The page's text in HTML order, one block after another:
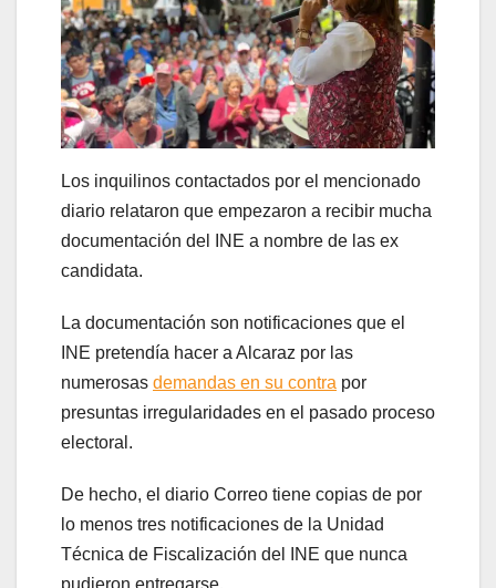
Los inquilinos contactados por el mencionado
diario relataron que empezaron a recibir mucha
documentación del INE a nombre de las ex
candidata.
La documentación son notificaciones que el
INE pretendía hacer a Alcaraz por las
numerosas demandas en su contra por
presuntas irregularidades en el pasado proceso
electoral.
De hecho, el diario Correo tiene copias de por
lo menos tres notificaciones de la Unidad
Técnica de Fiscalización del INE que nunca
pudieron entregarse.